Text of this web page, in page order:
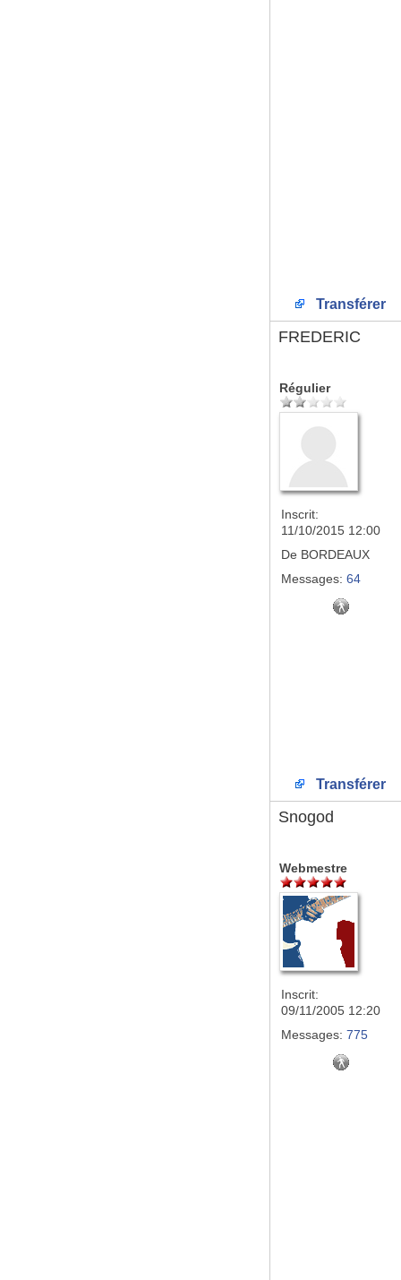
Transférer
FREDERIC
Régulier
Inscrit:
11/10/2015 12:00
De BORDEAUX
Messages: 64
Transférer
Snogod
Webmestre
Inscrit:
09/11/2005 12:20
Messages: 775